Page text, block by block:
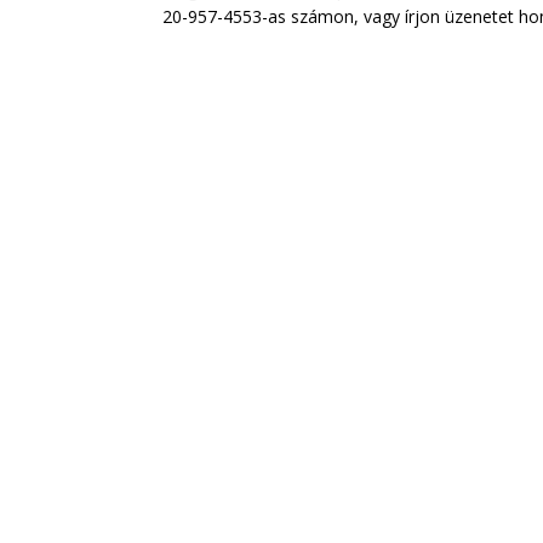
20-957-4553-as számon, vagy írjon üzenetet